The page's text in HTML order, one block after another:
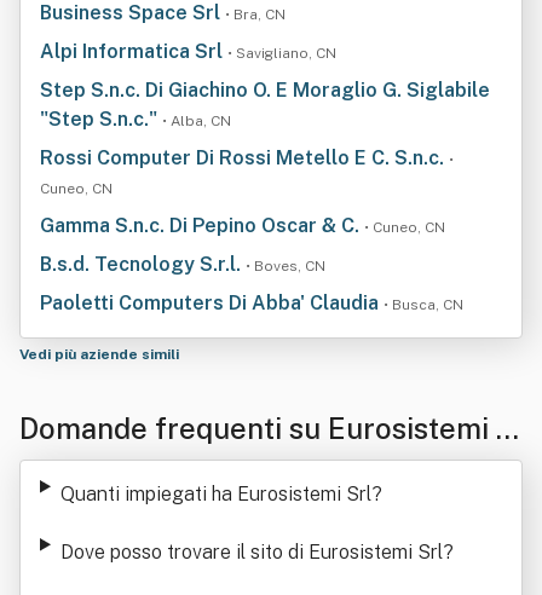
Business Space Srl • Bra, CN
Alpi Informatica Srl • Savigliano, CN
Step S.n.c. Di Giachino O. E Moraglio G. Siglabile
"Step S.n.c." • Alba, CN
Rossi Computer Di Rossi Metello E C. S.n.c. •
Cuneo, CN
Gamma S.n.c. Di Pepino Oscar & C. • Cuneo, CN
B.s.d. Tecnology S.r.l. • Boves, CN
Paoletti Computers Di Abba' Claudia • Busca, CN
Vedi più aziende simili
Domande frequenti su Eurosistemi S
rl
Quanti impiegati ha Eurosistemi Srl?
Dove posso trovare il sito di Eurosistemi Srl?